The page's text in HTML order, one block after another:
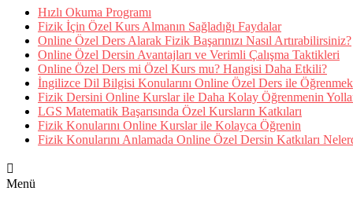
Hızlı Okuma Programı
Fizik İçin Özel Kurs Almanın Sağladığı Faydalar
Online Özel Ders Alarak Fizik Başarınızı Nasıl Artırabilirsiniz?
Online Özel Dersin Avantajları ve Verimli Çalışma Taktikleri
Online Özel Ders mi Özel Kurs mu? Hangisi Daha Etkili?
İngilizce Dil Bilgisi Konularını Online Özel Ders ile Öğrenmek
Fizik Dersini Online Kurslar ile Daha Kolay Öğrenmenin
LGS Matematik Başarısında Özel Kursların Katkıları
Fizik Konularını Online Kurslar ile Kolayca Öğrenin
Fizik Konularını Anlamada Online Özel Dersin Katkıları
Menü